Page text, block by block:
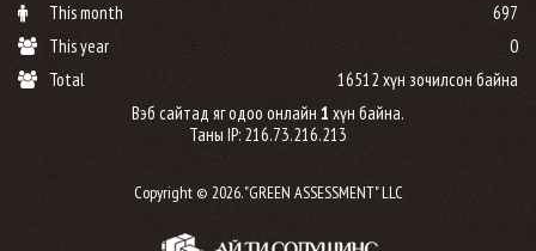
This month
697
This year
0
Total
16512 хүн зочилсон байна
Вэб сайтад яг одоо онлайн 1 хүн байна.
Таны IP: 216.73.216.213
Copyright © 2026. "GREEN ASSESSMENT" LLC